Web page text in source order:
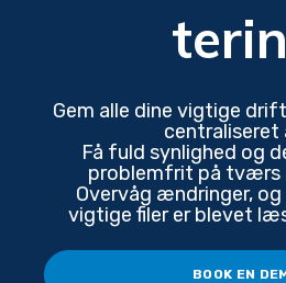
Gem alle dine vigtige
centraliseret
Få fuld synlighed og
problemfrit på tværs
Overvåg ændringer,
vigtige filer er blevet
BOOK EN